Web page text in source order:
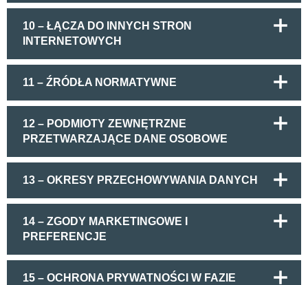
10 – ŁĄCZA DO INNYCH STRON
INTERNETOWYCH
11 – ŹRÓDŁA NORMATYWNE
12 – PODMIOTY ZEWNĘTRZNE
PRZETWARZAJĄCE DANE OSOBOWE
13 – OKRESY PRZECHOWYWANIA DANYCH
14 – ZGODY MARKETINGOWE I
PREFERENCJE
15 – OCHRONA PRYWATNOŚCI W FAZIE